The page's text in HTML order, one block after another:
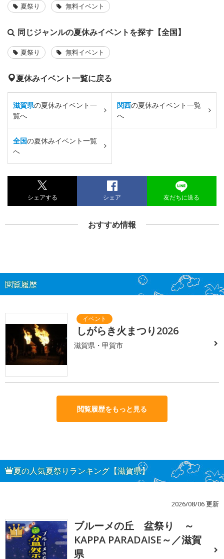
夏祭り 無料イベント
同じジャンルの夏休みイベントを探す【全国】
夏祭り 無料イベント
夏休みイベント一覧に戻る
滋賀県の夏休みイベント一
覧へ
関西の夏休みイベント一覧
へ
全国の夏休みイベント一覧
へ
シェアする シェア 友だちに送る
おすすめ情報
閲覧履歴
しがらき火まつり2026
滋賀県・甲賀市
閲覧履歴をもっと見る
夏の人気夏祭りランキング【滋賀県】
2026/08/06 更新
1
ブルーメの丘 盆祭り ～
KAPPA PARADAISE～／滋賀
県